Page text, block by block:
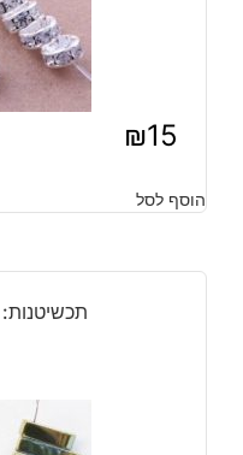
₪15
הוסף לסל